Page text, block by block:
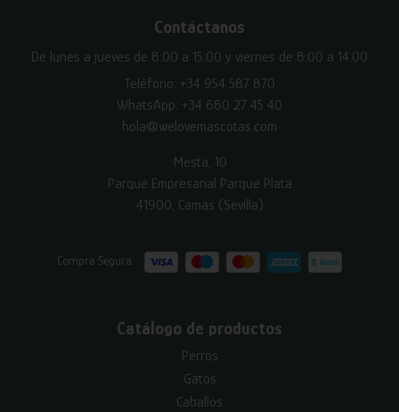
Contáctanos
De lunes a jueves de 8:00 a 15:00 y viernes de 8:00 a 14:00
Teléfono: +34 954 587 870
WhatsApp: +34 680 27 45 40
hola@welovemascotas.com
Mesta, 10
Parque Empresarial Parque Plata
41900, Camas (Sevilla)
Compra Segura:
Catálogo de productos
Perros
Gatos
Caballos